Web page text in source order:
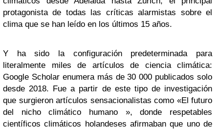
protagonista de todas las críticas alarmistas sobre el
clima que se han leído en los últimos 15 años.
Y ha sido la configuración predeterminada para
literalmente miles de artículos de ciencia climática:
Google Scholar enumera más de 30 000 publicados solo
desde 2018. Fue a partir de este tipo de investigación
que surgieron artículos sensacionalistas como «El futuro
del nicho climático humano », donde respetables
científicos climáticos holandeses afirmaban que uno de